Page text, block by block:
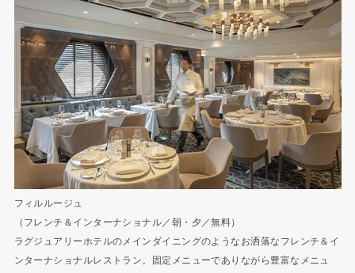
フィルルージュ
（フレンチ＆インターナショナル／朝・夕／無料）
ラグジュアリーホテルのメインダイニングのようなお洒落なフレンチ＆イ
ンターナショナルレストラン。固定メニューでありながら豊富なメニュ